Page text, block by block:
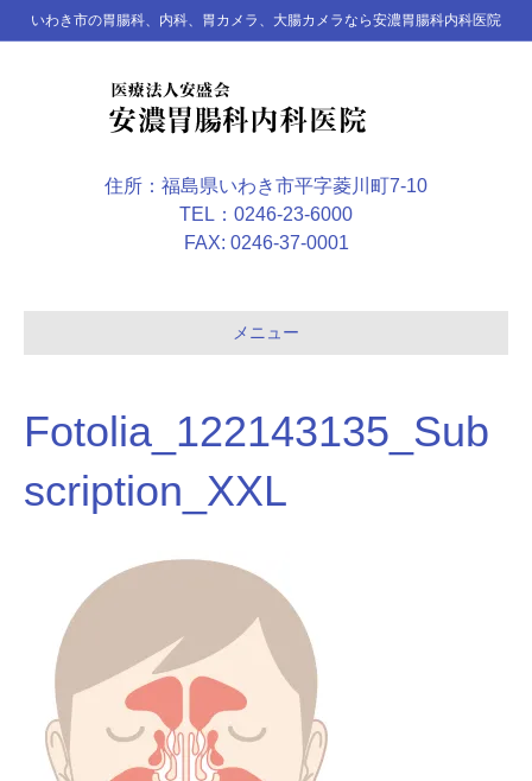
いわき市の胃腸科、内科、胃カメラ、大腸カメラなら安濃胃腸科内科医院
住所：福島県いわき市平字菱川町7-10
TEL：0246-23-6000
FAX: 0246-37-0001
メニュー
Fotolia_122143135_Sub
scription_XXL